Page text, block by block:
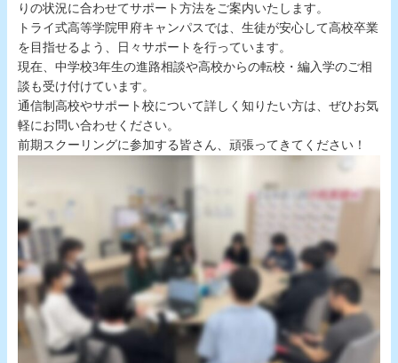
りの状況に合わせてサポート方法をご案内いたします。
トライ式高等学院甲府キャンパスでは、生徒が安心して高校卒業
を目指せるよう、日々サポートを行っています。
現在、中学校3年生の進路相談や高校からの転校・編入学のご相
談も受け付けています。
通信制高校やサポート校について詳しく知りたい方は、ぜひお気
軽にお問い合わせください。
前期スクーリングに参加する皆さん、頑張ってきてください！